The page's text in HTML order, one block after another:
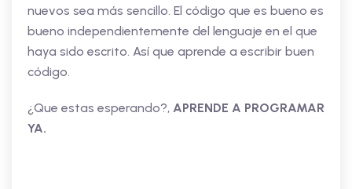
nuevos sea más sencillo. El código que es bueno es
bueno independientemente del lenguaje en el que
haya sido escrito. Así que aprende a escribir buen
código.
¿Que estas esperando?, APRENDE A PROGRAMAR
YA.